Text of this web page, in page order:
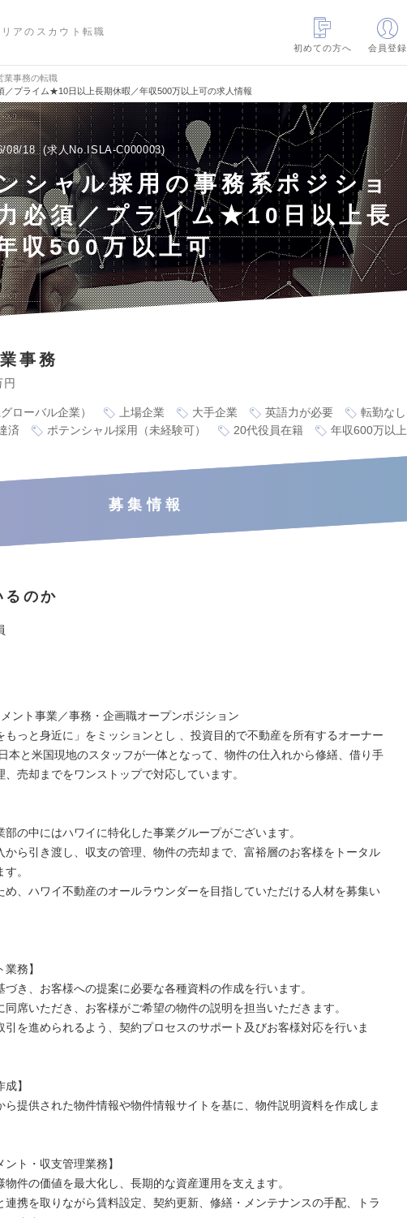
アのスカウト転職
初めての方へ
会員登録
業事務の転職
プライム★10日以上長期休暇／年収500万以上可の求人情報
08/18 求人No.ISLA-C000003
ャル採用の事務系ポジショ
必須／プライム★10日以上長
収500万以上可
事務
ローバル企業） 上場企業 大手企業 英語力が必要
転勤なし
済
ポテンシャル採用（未経験可） 20代役員在籍 年収600万以上
募集情報
るのか
ント事業／事務・企画職オープンポジション
もっと身近に」をミッションとし 、投資目的で不動産を所有するオーナー
本と米国現地のスタッフが⼀体となって、物件の仕⼊れから修繕、借り⼿
売却までをワンストップで対応しています。
部の中にはハワイに特化した事業グループがございます。
から引き渡し、収支の管理、物件の売却まで、富裕層のお客様をトータル
。
め、ハワイ不動産のオールラウンダーを目指していただける人材を募集い
務】
き、お客様への提案に必要な各種資料の作成を行います。
同席いただき、お客様がご希望の物件の説明を担当いただきます。
引を進められるよう、契約プロセスのサポート及びお客様対応を行いま
】
ら提供された物件情報や物件情報サイトを基に、物件説明資料を作成しま
ント・収支管理業務】
件の価値を最大化し、長期的な資産運用を支えます。
連携を取りながら賃料設定、契約更新、修繕・メンテナンスの手配、トラ